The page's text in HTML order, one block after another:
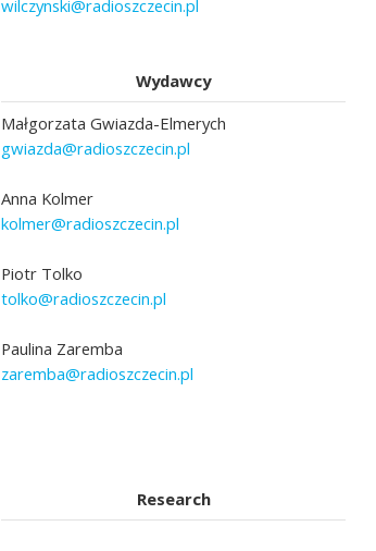
wilczynski@radioszczecin.pl
Wydawcy
Małgorzata Gwiazda-Elmerych
gwiazda@radioszczecin.pl
Anna Kolmer
kolmer@radioszczecin.pl
Piotr Tolko
tolko@radioszczecin.pl
Paulina Zaremba
zaremba@radioszczecin.pl
Research